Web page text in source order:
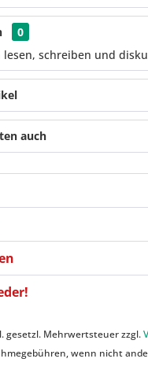
0
lesen, schreiben und
auch
gesetzl. Mehrwertsteuer zzgl.
wenn nicht